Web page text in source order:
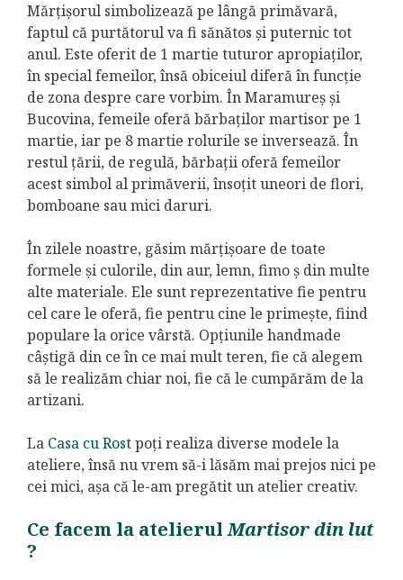
Mărțișorul simbolizează pe lângă primăvară,
faptul că purtătorul va fi sănătos și puternic tot
anul. Este oferit de 1 martie tuturor apropiaților,
în special femeilor, însă obiceiul diferă în funcție
de zona despre care vorbim. În Maramureș și
Bucovina, femeile oferă bărbaților martisor pe 1
martie, iar pe 8 martie rolurile se inversează. În
restul țării, de regulă, bărbații oferă femeilor
acest simbol al primăverii, însoțit uneori de flori,
bomboane sau mici daruri.
În zilele noastre, găsim mărțișoare de toate
formele și culorile, din aur, lemn, fimo ș din multe
alte materiale. Ele sunt reprezentative fie pentru
cel care le oferă, fie pentru cine le primește, fiind
populare la orice vârstă. Opțiunile handmade
câștigă din ce în ce mai mult teren, fie că alegem
să le realizăm chiar noi, fie că le cumpărăm de la
artizani.
La Casa cu Rostpoți realiza diverse modele la
ateliere, însă nu vrem să-i lăsăm mai prejos nici pe
cei mici, așa că le-am pregătit un atelier creativ.
Ce facem la atelierulMartisor din lut
?